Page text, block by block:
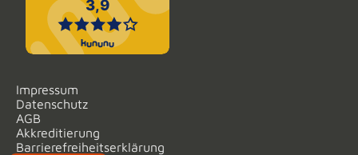
Impressum
Datenschutz
AGB
Akkreditierung
Barrierefreiheitserklärung